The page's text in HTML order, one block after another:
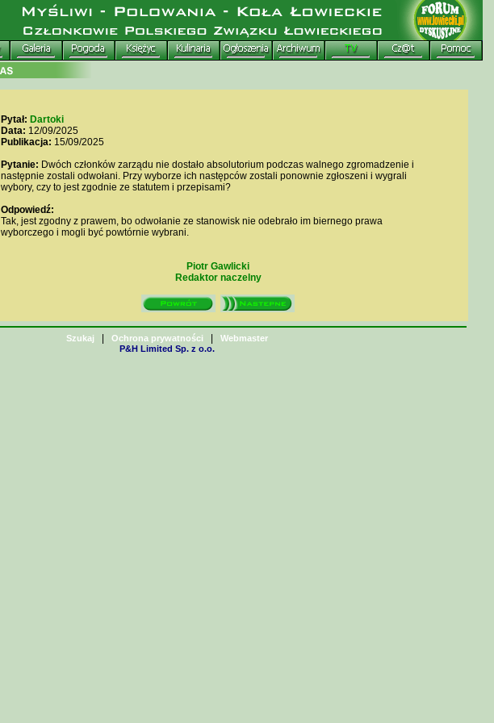
Pytał: Dartoki
Data: 12/09/2025
Publikacja: 15/09/2025
Pytanie: Dwóch członków zarządu nie dostało absolutorium podczas walnego zgromadzenie i
następnie zostali odwołani. Przy wyborze ich następców zostali ponownie zgłoszeni i wygrali
wybory, czy to jest zgodnie ze statutem i przepisami?
Odpowiedź:
Tak, jest zgodny z prawem, bo odwołanie ze stanowisk nie odebrało im biernego prawa
wyborczego i mogli być powtórnie wybrani.
Piotr Gawlicki
Redaktor naczelny
Szukaj Ochrona prywatności
Webmaster
P&H Limited Sp. z o.o.